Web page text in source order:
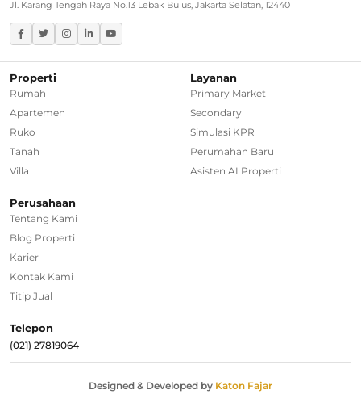
Rumah Dijual di Bekasi
Rumah Dijual di Bogor
Rumah Dijual di Depok
Regional Agencies
Bandung
Bali
Jl. Karang Tengah Raya No.13 Lebak Bulus, Jakarta Selatan, 12440
Properti
Rumah
Apartemen
Ruko
Tanah
Villa
Layanan
Primary Market
Secondary
Simulasi KPR
Perumahan Baru
Asisten AI Properti
Perusahaan
Tentang Kami
Blog Properti
Karier
Kontak Kami
Titip Jual
Telepon
(021) 27819064
Designed & Developed by Katon Fajar